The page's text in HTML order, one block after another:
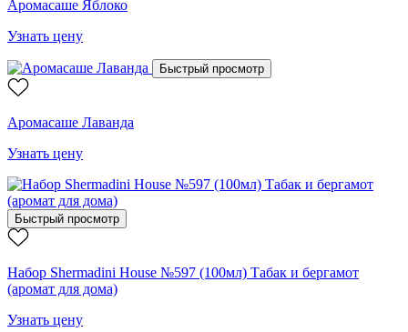
Аромасаше Яблоко
Узнать цену
Быстрый просмотр
Аромасаше Лаванда
Узнать цену
Быстрый просмотр
Набор Shermadini House №597 (100мл) Табак и бергамот
(аромат для дома)
Узнать цену